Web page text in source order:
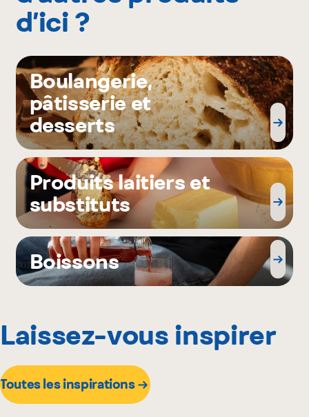
d’ici ?
Boulangerie,
pâtisserie et
desserts
Produits laitiers et
substituts
Boissons
Laissez-vous inspirer
Toutes les inspirations